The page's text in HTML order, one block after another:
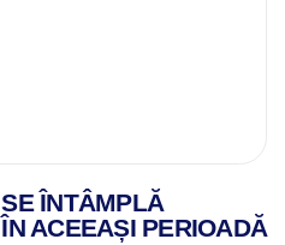
SE ÎNTÂMPLĂ
ÎN ACEEAȘI PERIOADĂ